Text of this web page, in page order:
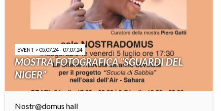
EVENT > 05.07.24 - 07.07.24
MOSTRA FOTOGRAFICA “SGUARDI DEL
NIGER”
Nostr@domus hall